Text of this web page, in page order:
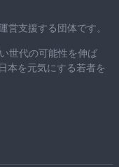
支援する団体です。
世代の可能性を伸ば
本を元気にする若者を